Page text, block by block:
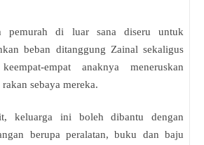
pemurah di luar sana diseru untuk
beban ditanggung Zainal sekaligus
empat anaknya meneruskan
sebaya mereka.
keluarga ini boleh dibantu dengan
berupa peralatan, buku dan baju